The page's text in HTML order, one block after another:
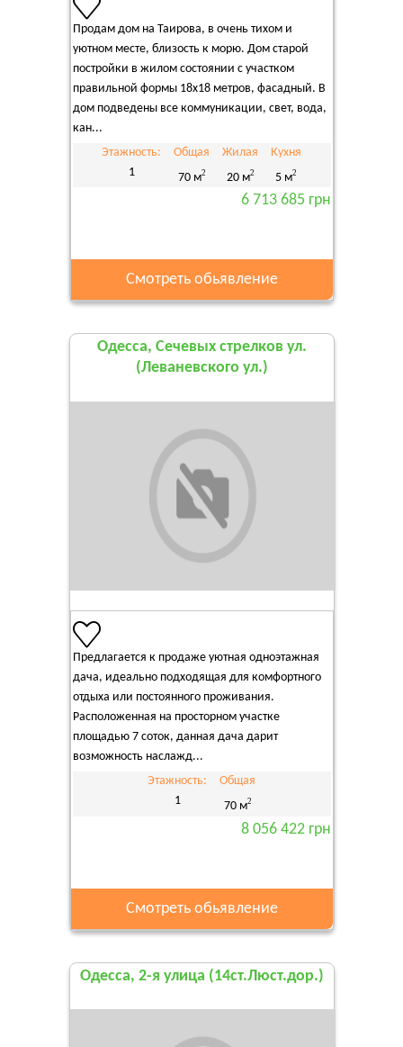
Продам дом на Таирова, в очень тихом и
уютном месте, близость к морю. Дом старой
постройки в жилом состоянии с участком
правильной формы 18х18 метров, фасадный. В
дом подведены все коммуникации, свет, вода,
кан...
Этажность:
1
Общая
70 м2
Жилая
20 м2
Кухня
5 м2
6 713 685 грн
Смотреть обьявление
Одесса, Сечевых стрелков ул.
(Леваневского ул.)
Предлагается к продаже уютная одноэтажная
дача, идеально подходящая для комфортного
отдыха или постоянного проживания.
Расположенная на просторном участке
площадью 7 соток, данная дача дарит
возможность наслажд...
Этажность:
1
Общая
70 м2
8 056 422 грн
Смотреть обьявление
Одесса, 2-я улица (14ст.Люст.дор.)